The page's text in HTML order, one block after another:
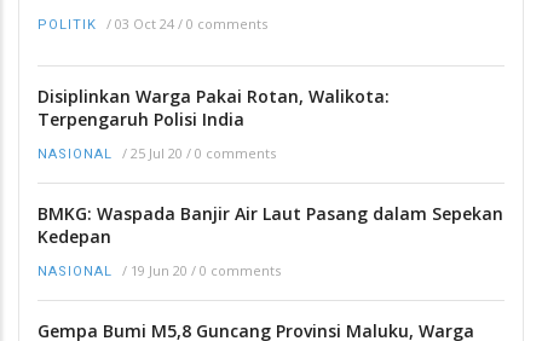
POLITIK / 03 Oct 24 / 0 comments
Disiplinkan Warga Pakai Rotan, Walikota:
Terpengaruh Polisi India
NASIONAL / 25 Jul 20 / 0 comments
BMKG: Waspada Banjir Air Laut Pasang dalam Sepekan
Kedepan
NASIONAL / 19 Jun 20 / 0 comments
Gempa Bumi M5,8 Guncang Provinsi Maluku, Warga